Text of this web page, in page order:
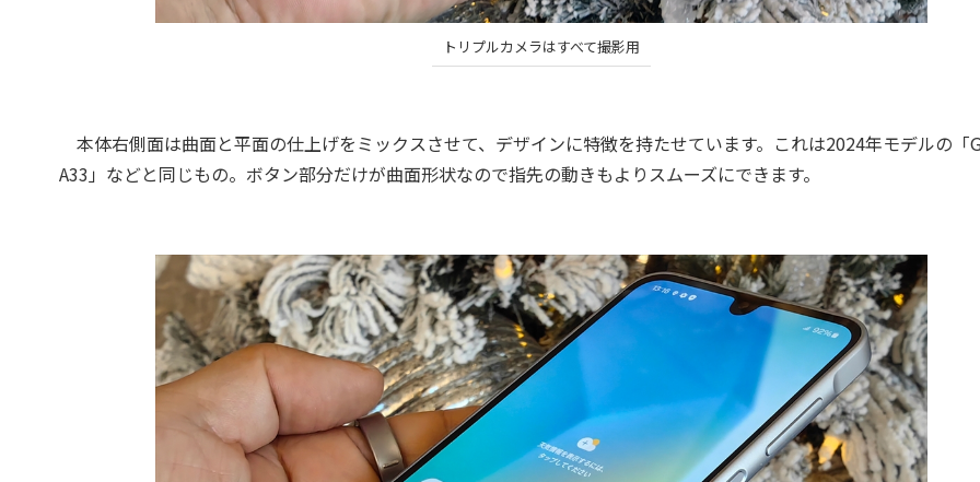
トリプルカメラはすべて撮影用
本体右側面は曲面と平面の仕上げをミックスさせて、デザインに特徴を持たせています。これは2024年モデルの「
A33」などと同じもの。ボタン部分だけが曲面形状なので指先の動きもよりスムーズにできます。